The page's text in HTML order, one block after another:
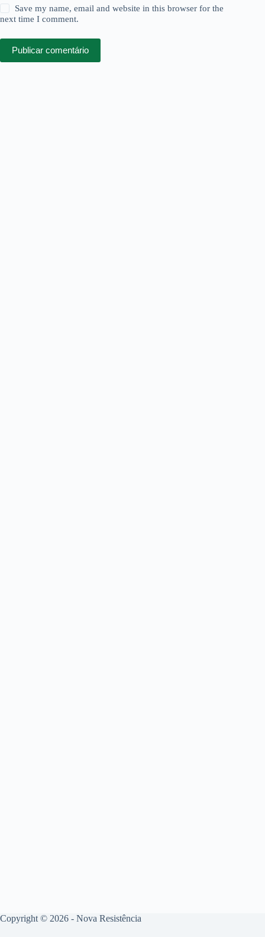
Save my name, email and website in this browser for the
next time I comment.
Publicar comentário
Copyright © 2026 - Nova Resistência